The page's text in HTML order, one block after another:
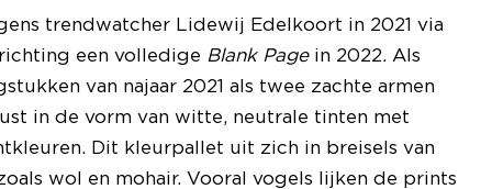
trendwatcher Lidewij Edelkoort in 2021 via
een volledige Blank Pagein 2022. Als
van najaar 2021 als twee zachte armen
in de vorm van witte, neutrale tinten met
Dit kleurpallet uit zich in breisels van
wol en mohair. Vooral vogels lijken de prints